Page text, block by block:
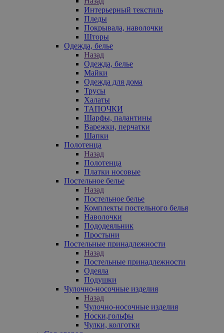
Интерьерный текстиль
Пледы
Покрывала, наволочки
Шторы
Одежда, белье
Назад
Одежда, белье
Майки
Одежда для дома
Трусы
Халаты
ТАПОЧКИ
Шарфы, палантины
Варежки, перчатки
Шапки
Полотенца
Назад
Полотенца
Платки носовые
Постельное белье
Назад
Постельное белье
Комплекты постельного белья
Наволочки
Пододеяльник
Простыни
Постельные принадлежности
Назад
Постельные принадлежности
Одеяла
Подушки
Чулочно-носочные изделия
Назад
Чулочно-носочные изделия
Носки,гольфы
Чулки, колготки